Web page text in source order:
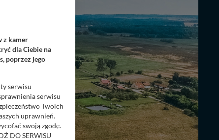
z kamer
dla Ciebie na
poprzez jego
serwisu
serwisu
Twoich
uprawnień.
swoją zgodę.
DO SERWISU